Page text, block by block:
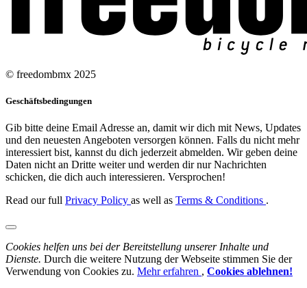
© freedombmx 2025
Geschäftsbedingungen
Gib bitte deine Email Adresse an, damit wir dich mit News, Updates
und den neuesten Angeboten versorgen können. Falls du nicht mehr
interessiert bist, kannst du dich jederzeit abmelden. Wir geben deine
Daten nicht an Dritte weiter und werden dir nur Nachrichten
schicken, die dich auch interessieren. Versprochen!
Read our full Privacy Policy as well as Terms & Conditions .
Cookies helfen uns bei der Bereitstellung unserer Inhalte und
Dienste. Durch die weitere Nutzung der Webseite stimmen Sie der
Verwendung von Cookies zu. Mehr erfahren , Cookies ablehnen!